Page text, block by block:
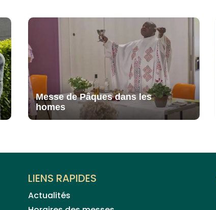
Messe de Pâques dans les
homes
LIENS RAPIDES
Actualités